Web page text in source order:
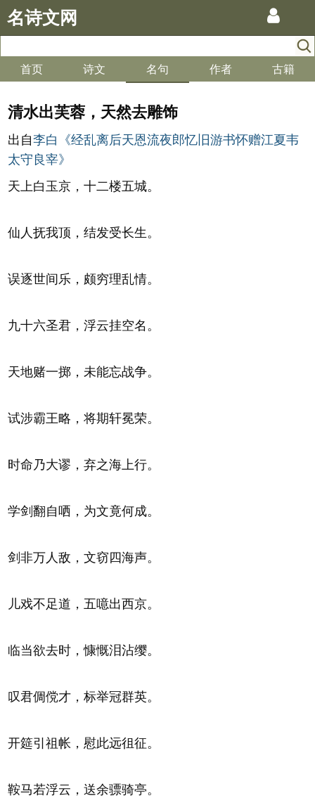
名诗文网
首页 诗文 名句 作者 古籍
清水出芙蓉，天然去雕饰
出自李白《经乱离后天恩流夜郎忆旧游书怀赠江夏韦
太守良宰》
天上白玉京，十二楼五城。
仙人抚我顶，结发受长生。
误逐世间乐，颇穷理乱情。
九十六圣君，浮云挂空名。
天地赌一掷，未能忘战争。
试涉霸王略，将期轩冕荣。
时命乃大谬，弃之海上行。
学剑翻自哂，为文竟何成。
剑非万人敌，文窃四海声。
儿戏不足道，五噫出西京。
临当欲去时，慷慨泪沾缨。
叹君倜傥才，标举冠群英。
开筵引祖帐，慰此远徂征。
鞍马若浮云，送余骠骑亭。